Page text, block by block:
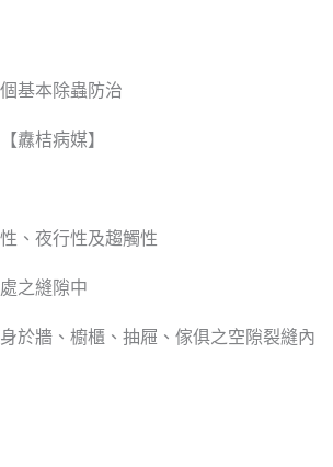
基本除蟲防治
纛桔病媒】
、夜行性及趨觸性
之縫隙中
於牆、櫥櫃、抽屜、傢俱之空隙裂縫內